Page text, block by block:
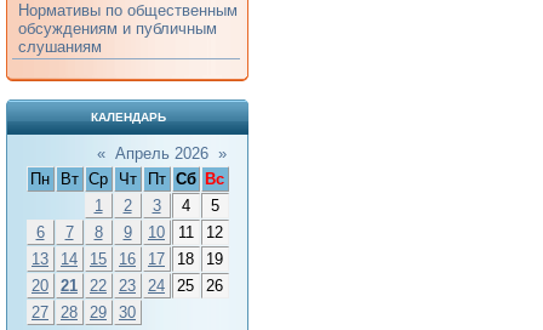
Нормативы по общественным
обсуждениям и публичным
слушаниям
КАЛЕНДАРЬ
« Апрель 2026 »
Пн
Вт Ср Чт Пт Сб
Вс
1
2 3 4
5
6
7 8 9 10 11
12
13
14 15 16 17 18
19
20
21 22 23 24 25
26
27
28 29 30